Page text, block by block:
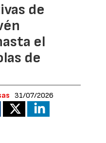
de
el
de
31/07/2026